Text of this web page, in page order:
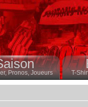
Pronos, Joueurs T-